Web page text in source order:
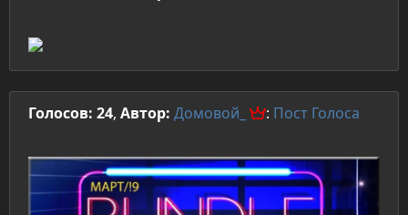
Голосов: 24, Автор: Домовой_ : Пост Голоса